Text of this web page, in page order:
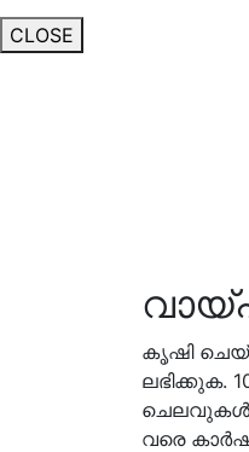
CLOSE
കൃഷി
ലഭിക്കുക.
ചെലവുകള്‍
വരെ